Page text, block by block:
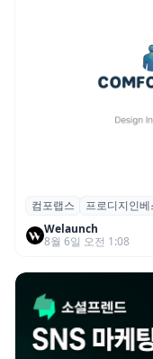
컴포랩스, 프로
드 투자 유치
컴포랩스 프로디지인
Welaunch
8월 6일 오전 1:08